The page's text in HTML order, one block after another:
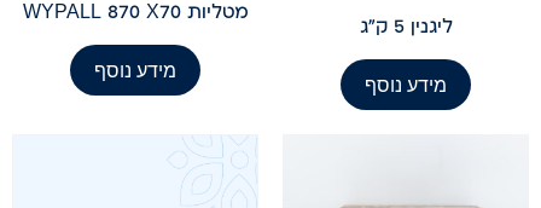
ליגנין 5 ק"ג
מידע נוסף
מטליות WYPALL 870 X70
מידע נוסף